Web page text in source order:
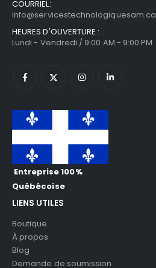
COURRIEL:
info@servicestechnologiquesam.ca
HEURES D'OUVERTURE :
Lundi - Vendredi / 9:00 AM - 9:00 PM
Entreprise 100%
Québécoise
LIENS UTILES
Boutique
À propos
Blog
Demande de soumission